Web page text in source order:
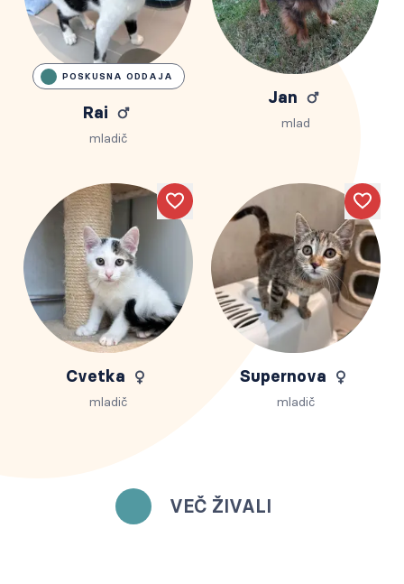
VEČ ŽIVALI
POSKUSNA ODDAJA
Rai
mladič
Jan
mlad
Like
Cvetka
mladič
Like
Supernova
mladič